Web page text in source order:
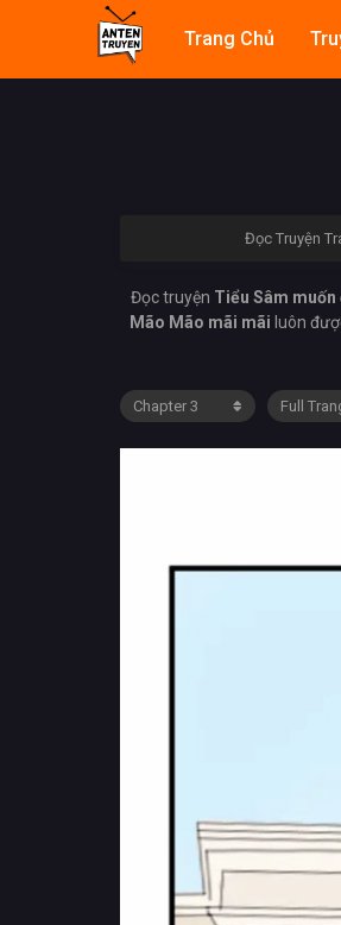
Trang Chủ
Đọc Truyện
Đọc truyện Tiểu Sâm
Mão Mão mãi mãi luôn